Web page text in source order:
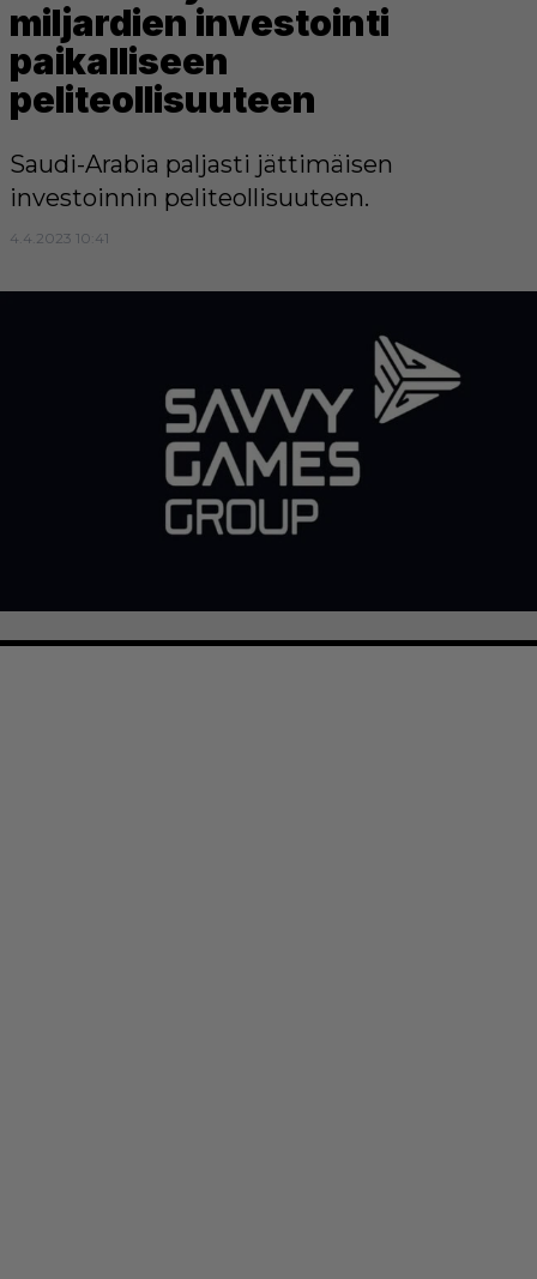
miljardien investointi
paikalliseen
peliteollisuuteen
Saudi-Arabia paljasti jättimäisen
investoinnin peliteollisuuteen.
4.4.2023 10:41